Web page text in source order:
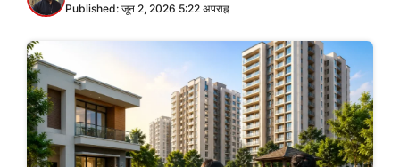
Published: जून 2, 2026 5:22 अपराह्न